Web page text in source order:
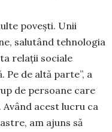
povești. Unii
salutând tehnologia
relații sociale
de altă parte”, a
de persoane care
acest lucru ca
am ajuns să